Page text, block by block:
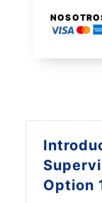
Option